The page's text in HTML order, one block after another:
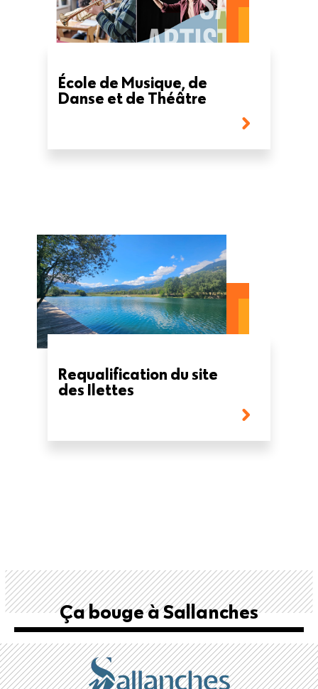
École de Musique, de
Danse et de Théâtre
Requalification du site
des Ilettes
Ça bouge à Sallanches